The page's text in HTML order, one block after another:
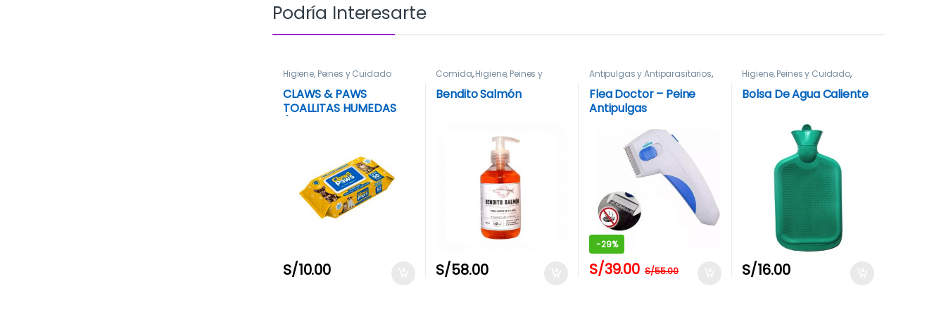
Podría Interesarte
Higiene, Peines y Cuidado
CLAWS & PAWS
TOALLITAS HUMEDAS
S/10.00
Comida,Higiene, Peines y
Cuidado
Bendito Salmón
S/58.00
Antipulgas y Antiparasitarios,
Higiene, Peines y Cuidado
Flea Doctor – Peine
Antipulgas
-29%
S/39.00 S/55.00
Higiene, Peines y Cuidado,
Neonatal
Bolsa De Agua Caliente
S/16.00